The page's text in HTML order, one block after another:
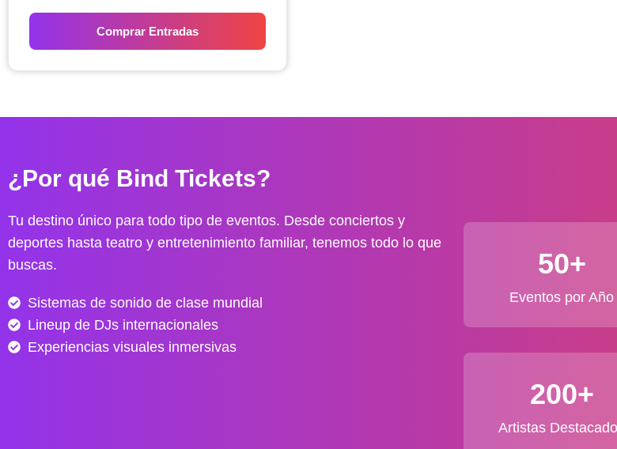
g
p
c
o
s
:
s
d
e
Comprar Entradas
¿Por qué Bind Tickets?
Tu destino único para todo tipo de eventos. Desde conciertos y
deportes hasta teatro y entretenimiento familiar, tenemos todo lo que
buscas.
Sistemas de sonido de clase mundial
Lineup de DJs internacionales
Experiencias visuales inmersivas
50+
Eventos por Año
200+
Artistas